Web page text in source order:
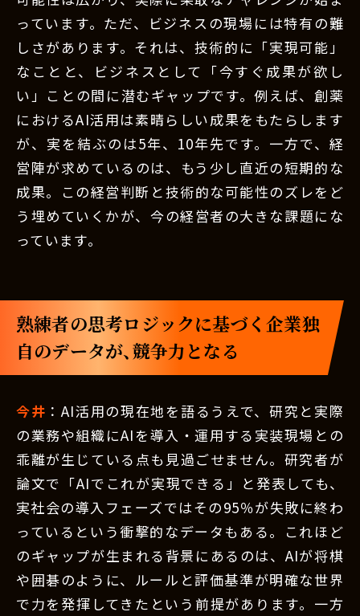
っています。ただ、ビジネスの現場には特有の難
しさがあります。それは、技術的に「実現可能」
なことと、ビジネスとして「今すぐ成果が欲し
い」ことの間に潜むギャップです。例えば、創薬
におけるAI活用は素晴らしい成果をもたらします
が、実を結ぶのは5年、10年先です。一方で、経
営陣が求めているのは、もう少し直近の短期的な
成果。この経営判断と技術的な可能性のズレをど
う埋めていくかが、今の経営者の大きな課題にな
っています。
熟練者の思考ロジックに基づく企業独
自のデータが、競争力となる
今井 ：AI活用の現在地を語るうえで、研究と実際
の業務や組織にAIを導入・運用する実装現場との
乖離が生じている点も見過ごせません。研究者が
論文で「AIでこれが実現できる」と発表しても、
実社会の導入フェーズではその95％が失敗に終わ
っているという衝撃的なデータもある。これほど
のギャップが生まれる背景にあるのは、AIが将棋
や囲碁のように、ルールと評価基準が明確な世界
で力を発揮してきたという前提があります。一方